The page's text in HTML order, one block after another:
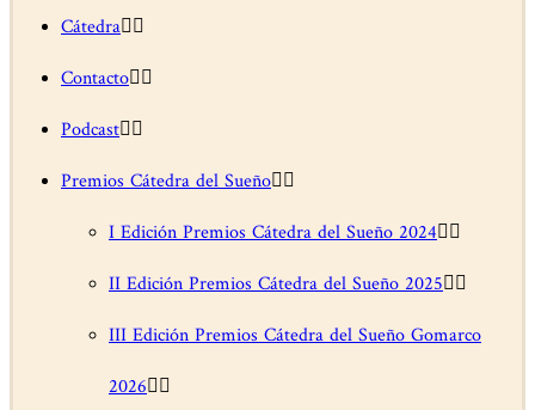
Cátedra
Contacto
Podcast
Premios Cátedra del Sueño
I Edición Premios Cátedra del Sueño 2024
II Edición Premios Cátedra del Sueño 2025
III Edición Premios Cátedra del Sueño Gomarco
2026